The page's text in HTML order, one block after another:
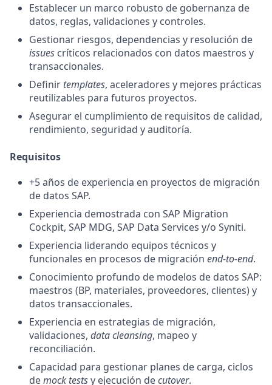
Establecer un marco robusto de gobernanza de
datos, reglas, validaciones y controles.
Gestionar riesgos, dependencias y resolución de
issues críticos relacionados con datos maestros y
transaccionales.
Definir templates, aceleradores y mejores prácticas
reutilizables para futuros proyectos.
Asegurar el cumplimiento de requisitos de calidad,
rendimiento, seguridad y auditoría.
Requisitos
+5 años de experiencia en proyectos de migración
de datos SAP.
Experiencia demostrada con SAP Migration
Cockpit, SAP MDG, SAP Data Services y/o Syniti.
Experiencia liderando equipos técnicos y
funcionales en procesos de migración end-to-end.
Conocimiento profundo de modelos de datos SAP:
maestros (BP, materiales, proveedores, clientes) y
datos transaccionales.
Experiencia en estrategias de migración,
validaciones, data cleansing, mapeo y
reconciliación.
Capacidad para gestionar planes de carga, ciclos
demock testsy ejecución decutover.